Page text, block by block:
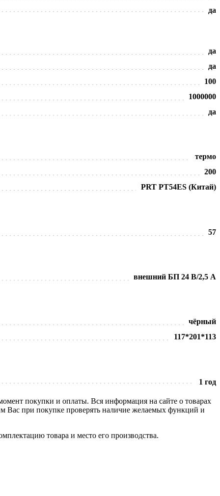
да
да
да
100
1000000
да
термо
200
PRT PT54ES (Китай)
57
внешний БП 24 В/2,5 А
чёрный
117*201*113
1 год
покупки и оплаты. Вся информация на сайте о товарах
Вас при покупке проверять наличие желаемых функций и
товара и место его производства.